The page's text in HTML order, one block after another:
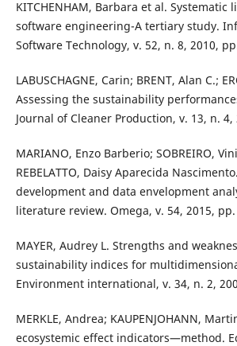
KITCHENHAM, Barbara et al.
software engineering-A tertiary study.
Software Technology, v. 52, n. 8, 2010,
LABUSCHAGNE, Carin; BRENT, Alan C.;
Assessing the sustainability
Journal of Cleaner Production, v. 13, n. 4,
MARIANO, Enzo Barberio; SOBREIRO,
REBELATTO, Daisy Aparecida
development and data envelopment
literature review. Omega, v. 54, 2015, pp.
MAYER, Audrey L. Strengths and
sustainability indices for
Environment international, v. 34, n. 2,
MERKLE, Andrea; KAUPENJOHANN,
ecosystemic effect indicators—method.